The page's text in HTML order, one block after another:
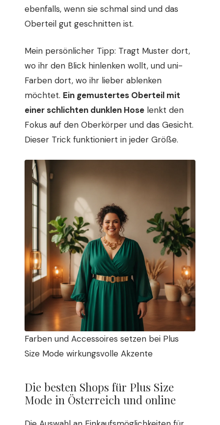
ebenfalls, wenn sie schmal sind und das
Oberteil gut geschnitten ist.
Mein persönlicher Tipp: Tragt Muster dort,
wo ihr den Blick hinlenken wollt, und uni-
Farben dort, wo ihr lieber ablenken
möchtet. Ein gemustertes Oberteil mit
einer schlichten dunklen Hose lenkt den
Fokus auf den Oberkörper und das Gesicht.
Dieser Trick funktioniert in jeder Größe.
Farben und Accessoires setzen bei Plus
Size Mode wirkungsvolle Akzente
Die besten Shops für Plus Size
Mode in Österreich und online